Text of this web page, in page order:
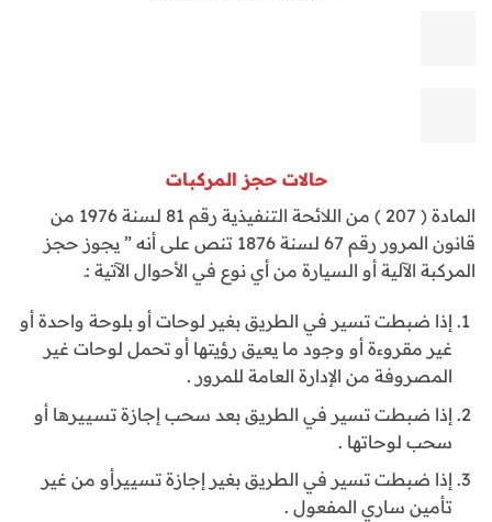
حالات حجز المركبات
المادة ( 207 ) من اللائحة التنفيذية رقم 81 لسنة 1976 من
قانون المرور رقم 67 لسنة 1876 تنص على أنه ” يجوز حجز
المركبة الآلية أو السيارة من أي نوع في الأحوال الآتية :ـ
إذا ضبطت تسير في الطريق بغير لوحات أو بلوحة واحدة أو
غير مقروءة أو وجود ما يعيق رؤيتها أو تحمل لوحات غير
المصروفة من الإدارة العامة للمرور .
إذا ضبطت تسير في الطريق بعد سحب إجازة تسييرها أو
سحب لوحاتها .
إذا ضبطت تسير في الطريق بغير إجازة تسييرأو من غير
تأمين ساري المفعول .